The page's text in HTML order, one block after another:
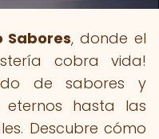
Sabores, donde el
cobra vida!
de sabores y
eternos hasta las
Descubre cómo